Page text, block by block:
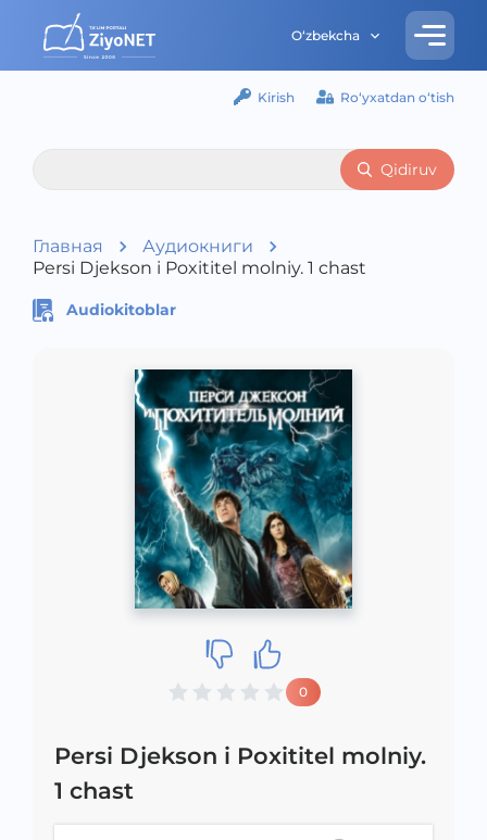
O‘zbekcha
Kirish Ro‘yxatdan o‘tish
Qidiruv
Главная
Аудиокниги
Persi Djekson i Poxititel molniy. 1 chast
Audiokitoblar
0
Persi Djekson i Poxititel molniy.
1 chast